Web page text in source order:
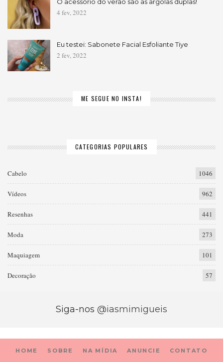
4 fev, 2022
Eu testei: Sabonete Facial Esfoliante Tiye
2 fev, 2022
ME SEGUE NO INSTA!
CATEGORIAS POPULARES
Cabelo 1046
Vídeos 962
Resenhas 441
Moda 273
Maquiagem 101
Decoração 57
Siga-nos @iasmimigueis
HOME SOBRE NA MÍDIA ANUNCIE CONTATO